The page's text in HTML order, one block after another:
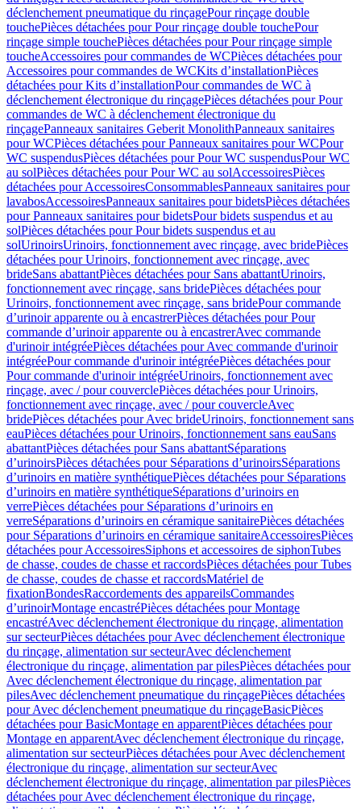
déclenchement pneumatique du rinçagePour rinçage double
touchePièces détachées pour Pour rinçage double touchePour
rinçage simple touchePièces détachées pour Pour rinçage simple
toucheAccessoires pour commandes de WCPièces détachées pour
Accessoires pour commandes de WCKits d’installationPièces
détachées pour Kits d’installationPour commandes de WC à
déclenchement électronique du rinçagePièces détachées pour Pour
commandes de WC à déclenchement électronique du
rinçagePanneaux sanitaires Geberit MonolithPanneaux sanitaires
pour WCPièces détachées pour Panneaux sanitaires pour WCPour
WC suspendusPièces détachées pour Pour WC suspendusPour WC
au solPièces détachées pour Pour WC au solAccessoiresPièces
détachées pour AccessoiresConsommablesPanneaux sanitaires pour
lavabosAccessoiresPanneaux sanitaires pour bidetsPièces détachées
pour Panneaux sanitaires pour bidetsPour bidets suspendus et au
solPièces détachées pour Pour bidets suspendus et au
solUrinoirsUrinoirs, fonctionnement avec rinçage, avec bridePièces
détachées pour Urinoirs, fonctionnement avec rinçage, avec
brideSans abattantPièces détachées pour Sans abattantUrinoirs,
fonctionnement avec rinçage, sans bridePièces détachées pour
Urinoirs, fonctionnement avec rinçage, sans bridePour commande
d’urinoir apparente ou à encastrerPièces détachées pour Pour
commande d’urinoir apparente ou à encastrerAvec commande
d'urinoir intégréePièces détachées pour Avec commande d'urinoir
intégréePour commande d'urinoir intégréePièces détachées pour
Pour commande d'urinoir intégréeUrinoirs, fonctionnement avec
rinçage, avec / pour couverclePièces détachées pour Urinoirs,
fonctionnement avec rinçage, avec / pour couvercleAvec
bridePièces détachées pour Avec brideUrinoirs, fonctionnement sans
eauPièces détachées pour Urinoirs, fonctionnement sans eauSans
abattantPièces détachées pour Sans abattantSéparations
d’urinoirsPièces détachées pour Séparations d’urinoirsSéparations
d’urinoirs en matière synthétiquePièces détachées pour Séparations
d’urinoirs en matière synthétiqueSéparations d’urinoirs en
verrePièces détachées pour Séparations d’urinoirs en
verreSéparations d’urinoirs en céramique sanitairePièces détachées
pour Séparations d’urinoirs en céramique sanitaireAccessoiresPièces
détachées pour AccessoiresSiphons et accessoires de siphonTubes
de chasse, coudes de chasse et raccordsPièces détachées pour Tubes
de chasse, coudes de chasse et raccordsMatériel de
fixationBondesRaccordements des appareilsCommandes
dʼurinoirMontage encastréPièces détachées pour Montage
encastréAvec déclenchement électronique du rinçage, alimentation
sur secteurPièces détachées pour Avec déclenchement électronique
du rinçage, alimentation sur secteurAvec déclenchement
électronique du rinçage, alimentation par pilesPièces détachées pour
Avec déclenchement électronique du rinçage, alimentation par
pilesAvec déclenchement pneumatique du rinçagePièces détachées
pour Avec déclenchement pneumatique du rinçageBasicPièces
détachées pour BasicMontage en apparentPièces détachées pour
Montage en apparentAvec déclenchement électronique du rinçage,
alimentation sur secteurPièces détachées pour Avec déclenchement
électronique du rinçage, alimentation sur secteurAvec
déclenchement électronique du rinçage, alimentation par pilesPièces
détachées pour Avec déclenchement électronique du rinçage,